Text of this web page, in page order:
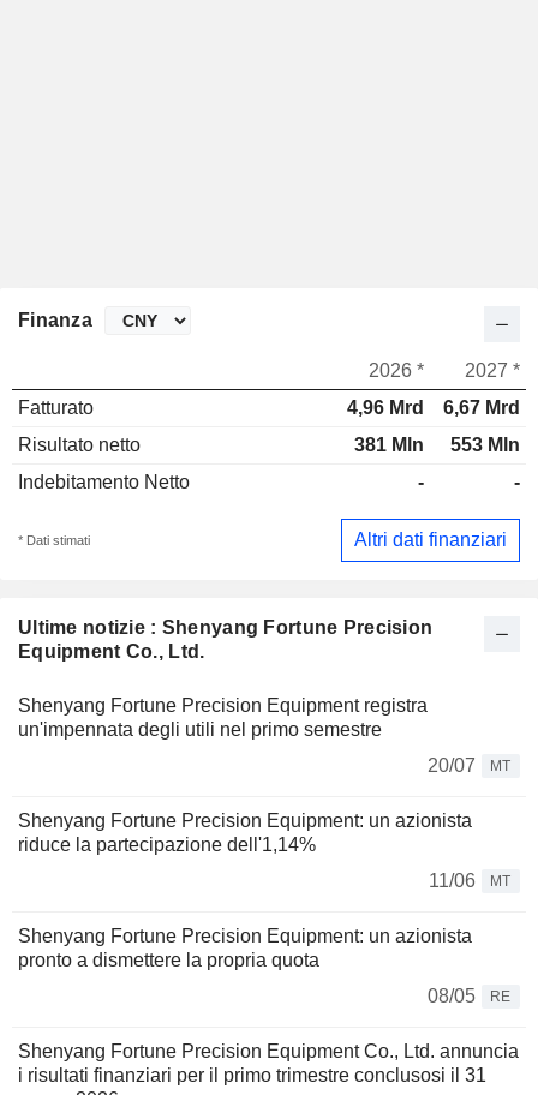
Ultime notizie : Shenyang Fortune Precision
Equipment Co., Ltd.
Shenyang Fortune Precision Equipment registra
un'impennata degli utili nel primo semestre
20/07
MT
Shenyang Fortune Precision Equipment: un azionista
riduce la partecipazione dell'1,14%
11/06
MT
Shenyang Fortune Precision Equipment: un azionista
pronto a dismettere la propria quota
08/05
RE
Shenyang Fortune Precision Equipment Co., Ltd. annuncia
i risultati finanziari per il primo trimestre conclusosi il 31
Finanza
2026 *
2027 *
Fatturato
4,96 Mrd
6,67 Mrd
Risultato netto
381 Mln
553 Mln
Indebitamento Netto
- -
* Dati stimati Altri dati finanziari